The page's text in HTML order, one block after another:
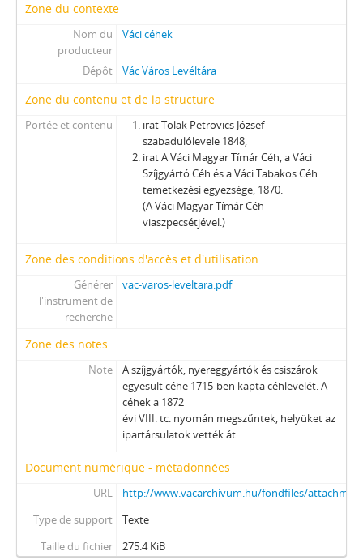
Zone du contexte
Nom du
producteur
Váci céhek
Dépôt Vác Város Levéltára
Zone du contenu et de la structure
Portée et contenu
irat Tolak Petrovics József
szabadulólevele 1848,
irat A Váci Magyar Tímár Céh, a Váci
Szíjgyártó Céh és a Váci Tabakos Céh
temetkezési egyezsége, 1870.
(A Váci Magyar Tímár Céh
viaszpecsétjével.)
Zone des conditions d'accès et d'utilisation
Générer
l'instrument de
recherche
vac-varos-leveltara.pdf
Zone des notes
Note
A szíjgyártók, nyereggyártók és csiszárok
egyesült céhe 1715-ben kapta céhlevelét. A
céhek a 1872
évi VIII. tc. nyomán megszűntek, helyüket az
ipartársulatok vették át.
Document numérique - métadonnées
URL
http://www.vacarchivum.hu/fondfiles/
Type de support
Texte
Taille du fichier
275.4 KiB